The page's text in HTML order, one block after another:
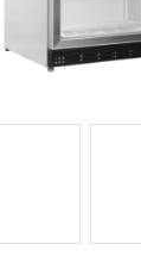
Doprava a platba
O nás Kontakty